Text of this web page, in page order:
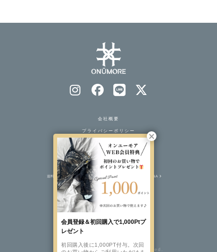
会社概要
プライバシーポリシー
特定商取引法表示
ソーシャルメディアポリシー
送料について 注文について 返品交換について Q&A
©️2023 ONUMORE All rights reserved.
会員登録＆初回購入で1,000Ptプ
レゼント
初回購入後に1,000PT付与。次回